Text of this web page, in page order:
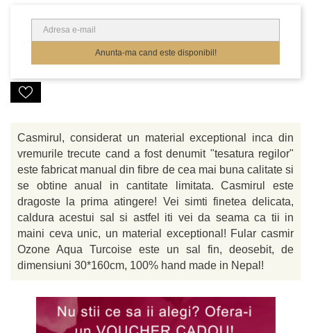
Anunta-ma cand este disponibil!
Casmirul, considerat un material exceptional inca din
vremurile trecute cand a fost denumit "tesatura regilor"
este fabricat manual din fibre de cea mai buna calitate si
se obtine anual in cantitate limitata. Casmirul este
dragoste la prima atingere! Vei simti finetea delicata,
caldura acestui sal si astfel iti vei da seama ca tii in
maini ceva unic, un material exceptional! Fular casmir
Ozone Aqua Turcoise este un sal fin, deosebit, de
dimensiuni 30*160cm, 100% hand made in Nepal!